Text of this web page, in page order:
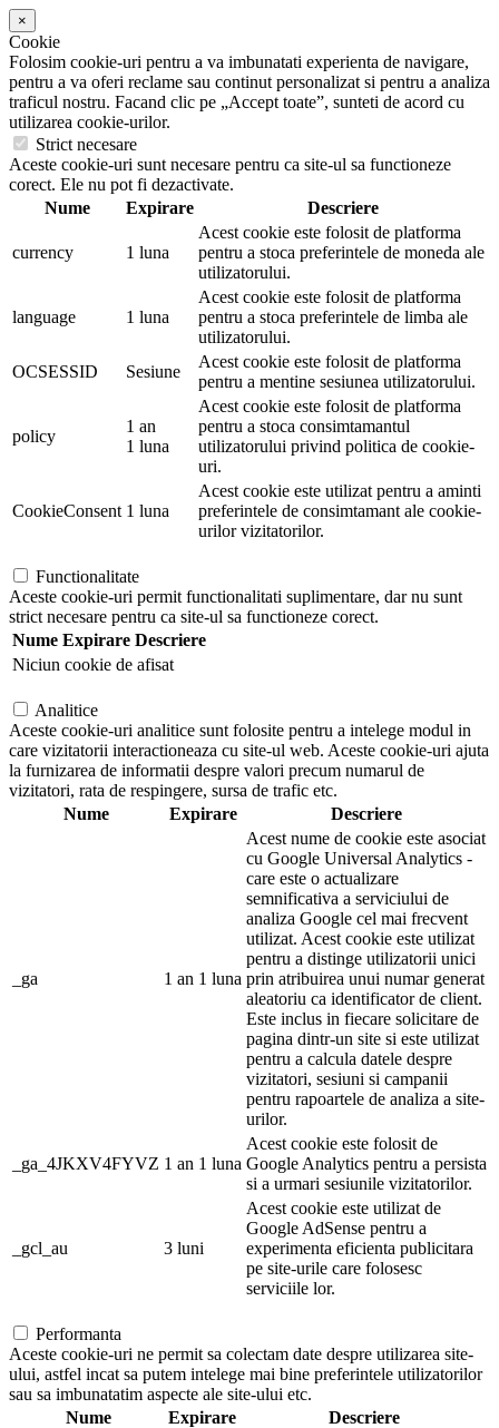
×
Cookie
Folosim cookie-uri pentru a va imbunatati experienta de navigare,
pentru a va oferi reclame sau continut personalizat si pentru a analiza
traficul nostru. Facand clic pe „Accept toate”, sunteti de acord cu
utilizarea cookie-urilor.
Strict necesare
Aceste cookie-uri sunt necesare pentru ca site-ul sa functioneze
corect. Ele nu pot fi dezactivate.
Nume
Expirare Descriere
currency 1 luna
Acest cookie este folosit de platforma
pentru a stoca preferintele de moneda ale
utilizatorului.
language 1 luna
Acest cookie este folosit de platforma
pentru a stoca preferintele de limba ale
utilizatorului.
OCSESSID
Sesiune
Acest cookie este folosit de platforma
pentru a mentine sesiunea utilizatorului.
policy
1 an
1 luna
Acest cookie este folosit de platforma
pentru a stoca consimtamantul
utilizatorului privind politica de cookie-
uri.
CookieConsent 1 luna
Acest cookie este utilizat pentru a aminti
preferintele de consimtamant ale cookie-
urilor vizitatorilor.
Functionalitate
Aceste cookie-uri permit functionalitati suplimentare, dar nu sunt
strict necesare pentru ca site-ul sa functioneze corect.
Nume Expirare Descriere
Niciun cookie de afisat
Analitice
Aceste cookie-uri analitice sunt folosite pentru a intelege modul in
care vizitatorii interactioneaza cu site-ul web. Aceste cookie-uri ajuta
la furnizarea de informatii despre valori precum numarul de
vizitatori, rata de respingere, sursa de trafic etc.
Nume
Expirare Descriere
_ga 1 an 1 luna
Acest nume de cookie este asociat
cu Google Universal Analytics -
care este o actualizare
semnificativa a serviciului de
analiza Google cel mai frecvent
utilizat. Acest cookie este utilizat
pentru a distinge utilizatorii unici
prin atribuirea unui numar generat
aleatoriu ca identificator de client.
Este inclus in fiecare solicitare de
pagina dintr-un site si este utilizat
pentru a calcula datele despre
vizitatori, sesiuni si campanii
pentru rapoartele de analiza a site-
urilor.
_ga_4JKXV4FYVZ 1 an 1 luna
Acest cookie este folosit de
Google Analytics pentru a persista
si a urmari sesiunile vizitatorilor.
_gcl_au 3 luni
Acest cookie este utilizat de
Google AdSense pentru a
experimenta eficienta publicitara
pe site-urile care folosesc
serviciile lor.
Performanta
Aceste cookie-uri ne permit sa colectam date despre utilizarea site-
ului, astfel incat sa putem intelege mai bine preferintele utilizatorilor
sau sa imbunatatim aspecte ale site-ului etc.
Nume
Expirare Descriere